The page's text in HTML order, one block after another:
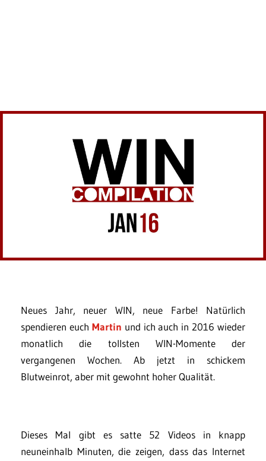
Neues Jahr, neuer WIN, neue Farbe! Natürlich
spendieren euch Martin und ich auch in 2016 wieder
monatlich die tollsten WIN-Momente der
vergangenen Wochen. Ab jetzt in schickem
Blutweinrot, aber mit gewohnt hoher Qualität.
Dieses Mal gibt es satte 52 Videos in knapp
neuneinhalb Minuten, die zeigen, dass das Internet